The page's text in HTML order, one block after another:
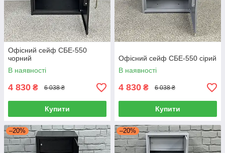
Офісний сейф СБЕ-550
чорний
В наявності
4 830 ₴ 6 038 ₴
Купити
Офісний сейф СБЕ-550 сірий
В наявності
4 830 ₴ 6 038 ₴
Купити
–20% –20%